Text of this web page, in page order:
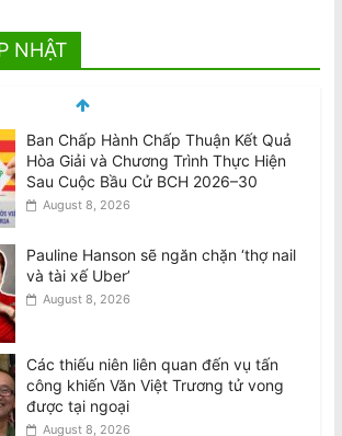
NHẬT
Pauline Hanson sẽ ngăn chặn ‘thợ nail
và tài xế Uber’
August 8, 2026
Các thiếu niên liên quan đến vụ tấn
công khiến Văn Việt Trương tử vong
được tại ngoại
Teens involved in fatal attack on Van
Viet Truong freed on bail
August 8, 2026